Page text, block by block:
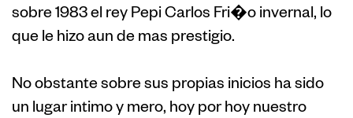
sobre 1983 el rey Pepi Carlos Fri�o invernal, lo
que le hizo aun de mas prestigio.
No obstante sobre sus propias inicios ha sido
un lugar intimo y mero, hoy por hoy nuestro